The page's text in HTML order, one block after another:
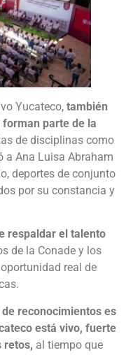
Yucateco, también
parte de la
de disciplinas como
a Ana Luisa Abraham
deportes de conjunto
por su constancia y
respaldar el talento
de la Conade y los
real de
reconocimientos es
está vivo, fuerte
retos, al tiempo que